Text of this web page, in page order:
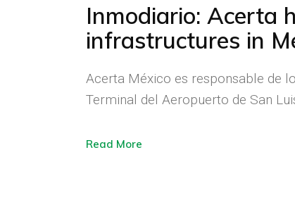
Inmodiario: Acerta
infrastructures in
Acerta México es responsable de
Terminal del Aeropuerto de San
Read More